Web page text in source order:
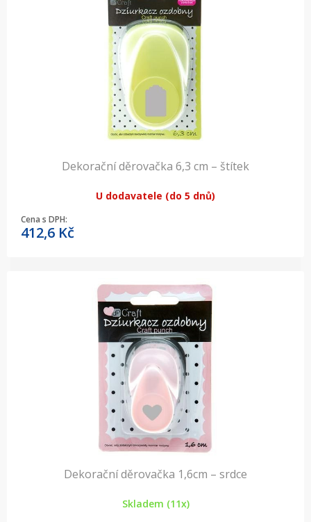
Dekorační děrovačka 6,3 cm – štítek
U dodavatele (do 5 dnů)
Cena s DPH:
412,6 Kč
Dekorační děrovačka 1,6cm – srdce
Skladem (11x)